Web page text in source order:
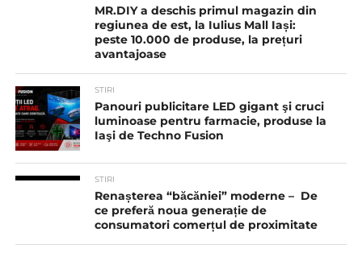
MR.DIY a deschis primul magazin din
regiunea de est, la Iulius Mall Iași:
peste 10.000 de produse, la prețuri
avantajoase
STIRI
Panouri publicitare LED gigant şi cruci
luminoase pentru farmacie, produse la
Iaşi de Techno Fusion
STIRI
Renașterea “băcăniei” moderne – De
ce preferă noua generație de
consumatori comerțul de proximitate